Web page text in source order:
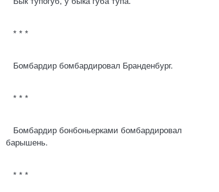
* * *
Бомбардир бомбардировал Бранденбург.
* * *
Бомбардир бонбоньерками бомбардировал
барышень.
* * *